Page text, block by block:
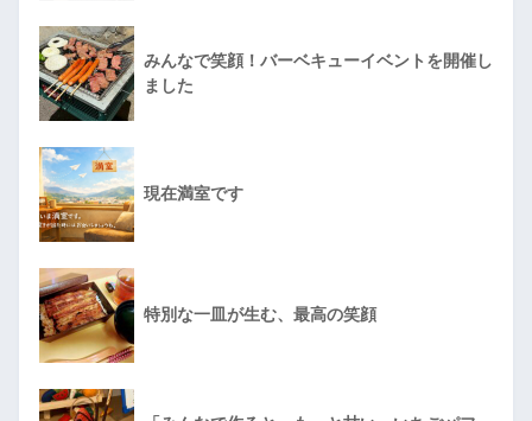
みんなで笑顔！バーベキューイベントを開催し
ました
現在満室です
特別な一皿が生む、最高の笑顔